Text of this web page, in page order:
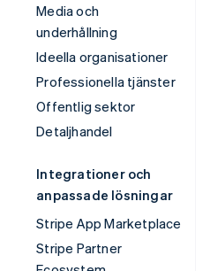
Media och
underhållning
Ideella organisationer
Professionella tjänster
Offentlig sektor
Detaljhandel
Integrationer och
anpassade lösningar
Stripe App Marketplace
Stripe Partner